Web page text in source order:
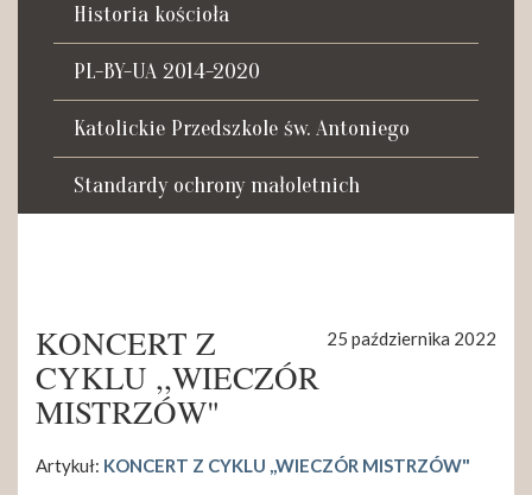
Tadeusza Kościuszki 27a
07-100 Węgrów
e-mail:rkosk@op.pl; wegrow.klasztor@drohiczynska.pl
Numer konta:
59 9236 0008 0012 8645 2000 0010
Historia kościoła
PL-BY-UA 2014-2020
Katolickie Przedszkole św. Antoniego
Standardy ochrony małoletnich
25 października 2022
KONCERT Z
CYKLU ,,WIECZÓR
MISTRZÓW"
Artykuł: KONCERT Z CYKLU ,,WIECZÓR MISTRZÓW"